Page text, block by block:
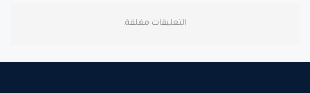
التعليقات مغلقة.